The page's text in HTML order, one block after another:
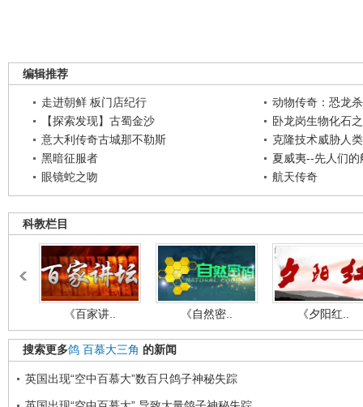
编辑推荐
走进朝鲜 板门店纪行
动物传奇：恐龙
【探索发现】古蜀金沙
卧龙岗生物化石
意大利传奇古城那不勒斯
克隆技术威胁人
黑暗征服者
夏威夷--先人们的
眼镜蛇之吻
航天传奇
科教栏目
《百家讲.. 《自然密.. 《夕阳红..
搜索更多鸽 百慕大三角 的新闻
英国出现“空中百慕大”数百只鸽子神秘失踪